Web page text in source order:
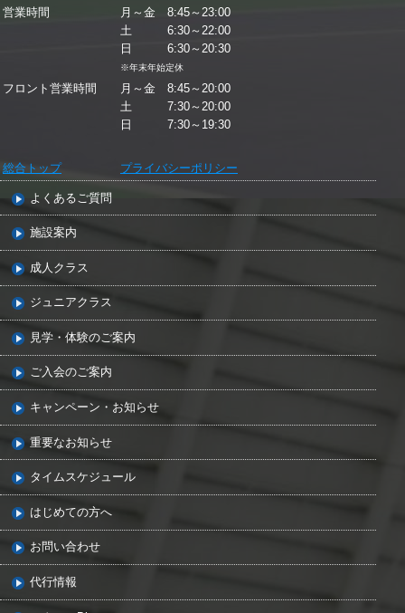
営業時間
月～金 8:45～23:00
土 6:30～22:00
日 6:30～20:30
※年末年始定休
フロント営業時間
月～金 8:45～20:00
土 7:30～20:00
日 7:30～19:30
総合トップ プライバシーポリシー
よくあるご質問
施設案内
成人クラス
ジュニアクラス
見学・体験のご案内
ご入会のご案内
キャンペーン・お知らせ
重要なお知らせ
タイムスケジュール
はじめての方へ
お問い合わせ
代行情報